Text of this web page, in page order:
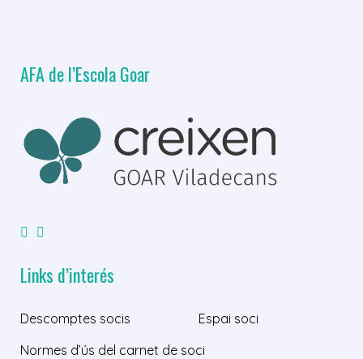
AFA de l’Escola Goar
Links d’interés
Descomptes socis
Espai soci
Normes d’ús del carnet de soci